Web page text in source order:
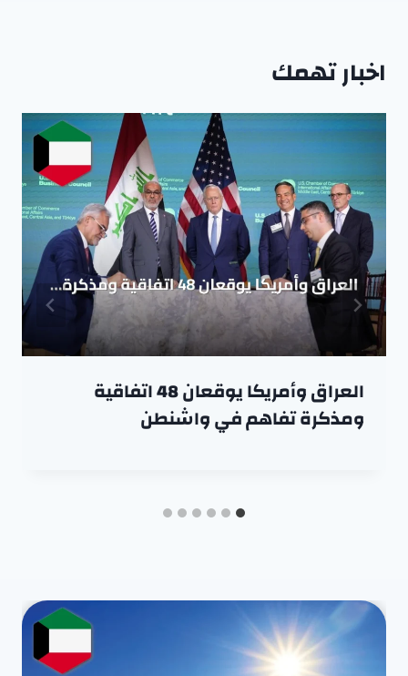
اخبار تهمك
العراق وأمريكا يوقعان 48 اتفاقية
ومذكرة تفاهم في واشنطن